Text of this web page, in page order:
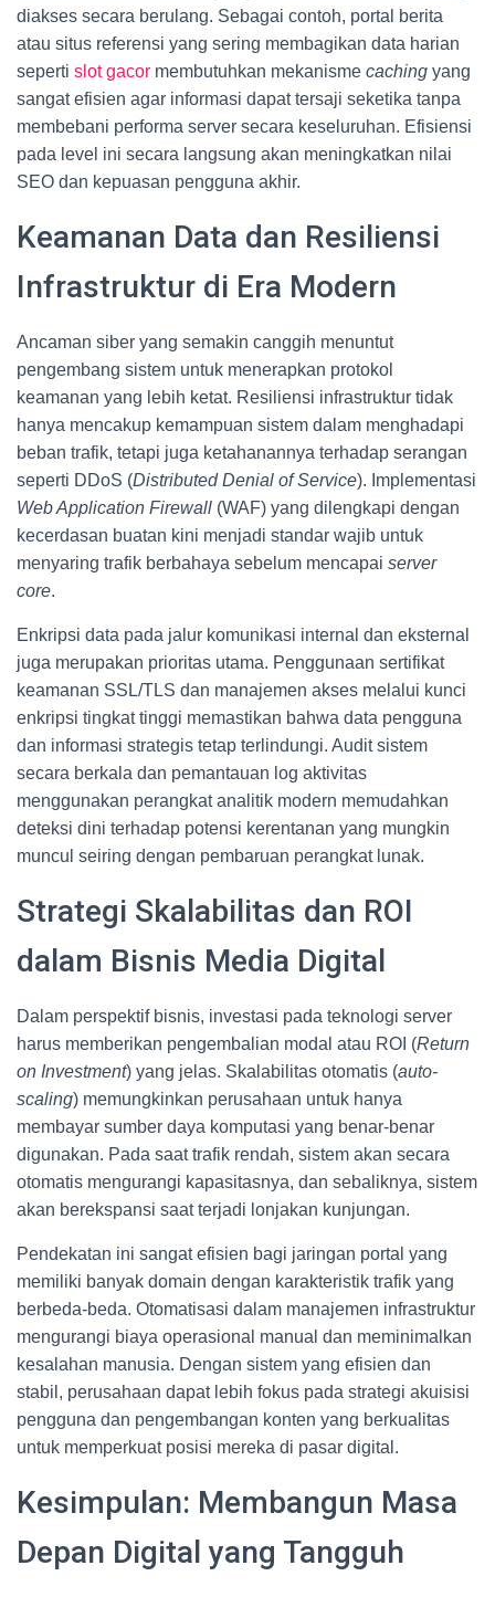
diakses secara berulang. Sebagai contoh, portal berita
atau situs referensi yang sering membagikan data harian
seperti slot gacor membutuhkan mekanisme caching yang
sangat efisien agar informasi dapat tersaji seketika tanpa
membebani performa server secara keseluruhan. Efisiensi
pada level ini secara langsung akan meningkatkan nilai
SEO dan kepuasan pengguna akhir.
Keamanan Data dan Resiliensi
Infrastruktur di Era Modern
Ancaman siber yang semakin canggih menuntut
pengembang sistem untuk menerapkan protokol
keamanan yang lebih ketat. Resiliensi infrastruktur tidak
hanya mencakup kemampuan sistem dalam menghadapi
beban trafik, tetapi juga ketahanannya terhadap serangan
seperti DDoS (Distributed Denial of Service). Implementasi
Web Application Firewall (WAF) yang dilengkapi dengan
kecerdasan buatan kini menjadi standar wajib untuk
menyaring trafik berbahaya sebelum mencapai server
core.
Enkripsi data pada jalur komunikasi internal dan eksternal
juga merupakan prioritas utama. Penggunaan sertifikat
keamanan SSL/TLS dan manajemen akses melalui kunci
enkripsi tingkat tinggi memastikan bahwa data pengguna
dan informasi strategis tetap terlindungi. Audit sistem
secara berkala dan pemantauan log aktivitas
menggunakan perangkat analitik modern memudahkan
deteksi dini terhadap potensi kerentanan yang mungkin
muncul seiring dengan pembaruan perangkat lunak.
Strategi Skalabilitas dan ROI
dalam Bisnis Media Digital
Dalam perspektif bisnis, investasi pada teknologi server
harus memberikan pengembalian modal atau ROI (Return
on Investment) yang jelas. Skalabilitas otomatis (auto-
scaling) memungkinkan perusahaan untuk hanya
membayar sumber daya komputasi yang benar-benar
digunakan. Pada saat trafik rendah, sistem akan secara
otomatis mengurangi kapasitasnya, dan sebaliknya, sistem
akan berekspansi saat terjadi lonjakan kunjungan.
Pendekatan ini sangat efisien bagi jaringan portal yang
memiliki banyak domain dengan karakteristik trafik yang
berbeda-beda. Otomatisasi dalam manajemen infrastruktur
mengurangi biaya operasional manual dan meminimalkan
kesalahan manusia. Dengan sistem yang efisien dan
stabil, perusahaan dapat lebih fokus pada strategi akuisisi
pengguna dan pengembangan konten yang berkualitas
untuk memperkuat posisi mereka di pasar digital.
Kesimpulan: Membangun Masa
Depan Digital yang Tangguh